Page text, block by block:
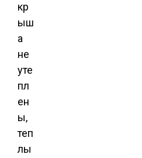
кр
ыш
а
не
уте
пл
ен
ы,
теп
лы